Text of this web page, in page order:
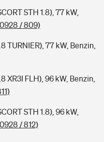
STH 1.8), 77 kW,
/ 809)
TURNIER), 77 kW, Benzin,
XR3I FLH), 96 kW, Benzin,
STH 1.8), 96 kW,
/ 812)